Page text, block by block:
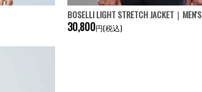
BOSELLI LIGHT STRETCH JACKET｜MEN'S
30,800円(税込)